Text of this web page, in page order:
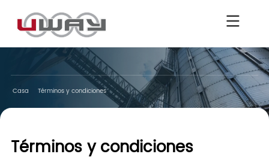
Casa Términos y condiciones
Términos y condiciones